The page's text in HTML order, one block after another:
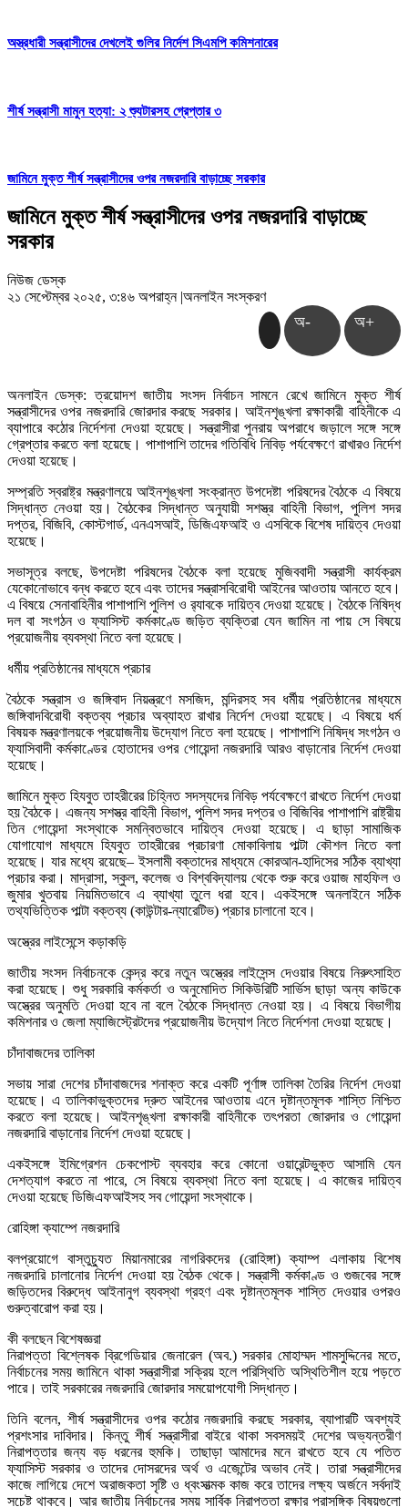
অস্ত্রধারী সন্ত্রাসীদের দেখলেই গুলির নির্দেশ সিএমপি কমিশনারের
শীর্ষ সন্ত্রাসী মামুন হত্যা: ২ শ্যুটারসহ গ্রেপ্তার ৩
জামিনে মুক্ত শীর্ষ সন্ত্রাসীদের ওপর নজরদারি বাড়াচ্ছে সরকার
জামিনে মুক্ত শীর্ষ সন্ত্রাসীদের ওপর নজরদারি বাড়াচ্ছে
সরকার
নিউজ ডেস্ক
২১ সেপ্টেম্বর ২০২৫, ৩:৪৬ অপরাহ্ন |অনলাইন সংস্করণ
অ- অ+
অনলাইন ডেস্ক: ত্রয়োদশ জাতীয় সংসদ নির্বাচন সামনে রেখে জামিনে মুক্ত শীর্ষ
সন্ত্রাসীদের ওপর নজরদারি জোরদার করছে সরকার। আইনশৃঙ্খলা রক্ষাকারী বাহিনীকে এ
ব্যাপারে কঠোর নির্দেশনা দেওয়া হয়েছে। সন্ত্রাসীরা পুনরায় অপরাধে জড়ালে সঙ্গে সঙ্গে
গ্রেপ্তার করতে বলা হয়েছে। পাশাপাশি তাদের গতিবিধি নিবিড় পর্যবেক্ষণে রাখারও নির্দেশ
দেওয়া হয়েছে।
সম্প্রতি স্বরাষ্ট্র মন্ত্রণালয়ে আইনশৃঙ্খলা সংক্রান্ত উপদেষ্টা পরিষদের বৈঠকে এ বিষয়ে
সিদ্ধান্ত নেওয়া হয়। বৈঠকের সিদ্ধান্ত অনুযায়ী সশস্ত্র বাহিনী বিভাগ, পুলিশ সদর
দপ্তর, বিজিবি, কোস্টগার্ড, এনএসআই, ডিজিএফআই ও এসবিকে বিশেষ দায়িত্ব দেওয়া
হয়েছে।
সভাসূত্র বলছে, উপদেষ্টা পরিষদের বৈঠকে বলা হয়েছে মুজিববাদী সন্ত্রাসী কার্যক্রম
যেকোনোভাবে বন্ধ করতে হবে এবং তাদের সন্ত্রাসবিরোধী আইনের আওতায় আনতে হবে।
এ বিষয়ে সেনাবাহিনীর পাশাপাশি পুলিশ ও র‌্যাবকে দায়িত্ব দেওয়া হয়েছে। বৈঠকে নিষিদ্ধ
দল বা সংগঠন ও ফ্যাসিস্ট কর্মকাণ্ডে জড়িত ব্যক্তিরা যেন জামিন না পায় সে বিষয়ে
প্রয়োজনীয় ব্যবস্থা নিতে বলা হয়েছে।
ধর্মীয় প্রতিষ্ঠানের মাধ্যমে প্রচার
বৈঠকে সন্ত্রাস ও জঙ্গিবাদ নিয়ন্ত্রণে মসজিদ, মন্দিরসহ সব ধর্মীয় প্রতিষ্ঠানের মাধ্যমে
জঙ্গিবাদবিরোধী বক্তব্য প্রচার অব্যাহত রাখার নির্দেশ দেওয়া হয়েছে। এ বিষয়ে ধর্ম
বিষয়ক মন্ত্রণালয়কে প্রয়োজনীয় উদ্যোগ নিতে বলা হয়েছে। পাশাপাশি নিষিদ্ধ সংগঠন ও
ফ্যাসিবাদী কর্মকাণ্ডের হোতাদের ওপর গোয়েন্দা নজরদারি আরও বাড়ানোর নির্দেশ দেওয়া
হয়েছে।
জামিনে মুক্ত হিযবুত তাহরীরের চিহ্নিত সদস্যদের নিবিড় পর্যবেক্ষণে রাখতে নির্দেশ দেওয়া
হয় বৈঠকে। এজন্য সশস্ত্র বাহিনী বিভাগ, পুলিশ সদর দপ্তর ও বিজিবির পাশাপাশি রাষ্ট্রীয়
তিন গোয়েন্দা সংস্থাকে সমন্বিতভাবে দায়িত্ব দেওয়া হয়েছে। এ ছাড়া সামাজিক
যোগাযোগ মাধ্যমে হিযবুত তাহরীরের প্রচারণা মোকাবিলায় পাল্টা কৌশল নিতে বলা
হয়েছে। যার মধ্যে রয়েছে– ইসলামী বক্তাদের মাধ্যমে কোরআন-হাদিসের সঠিক ব্যাখ্যা
প্রচার করা। মাদ্রাসা, স্কুল, কলেজ ও বিশ্ববিদ্যালয় থেকে শুরু করে ওয়াজ মাহফিল ও
জুমার খুতবায় নিয়মিতভাবে এ ব্যাখ্যা তুলে ধরা হবে। একইসঙ্গে অনলাইনে সঠিক
তথ্যভিত্তিক পাল্টা বক্তব্য (কাউন্টার-ন্যারেটিভ) প্রচার চালানো হবে।
অস্ত্রের লাইসেন্সে কড়াকড়ি
জাতীয় সংসদ নির্বাচনকে কেন্দ্র করে নতুন অস্ত্রের লাইসেন্স দেওয়ার বিষয়ে নিরুৎসাহিত
করা হয়েছে। শুধু সরকারি কর্মকর্তা ও অনুমোদিত সিকিউরিটি সার্ভিস ছাড়া অন্য কাউকে
অস্ত্রের অনুমতি দেওয়া হবে না বলে বৈঠকে সিদ্ধান্ত নেওয়া হয়। এ বিষয়ে বিভাগীয়
কমিশনার ও জেলা ম্যাজিস্ট্রেটদের প্রয়োজনীয় উদ্যোগ নিতে নির্দেশনা দেওয়া হয়েছে।
চাঁদাবাজদের তালিকা
সভায় সারা দেশের চাঁদাবাজদের শনাক্ত করে একটি পূর্ণাঙ্গ তালিকা তৈরির নির্দেশ দেওয়া
হয়েছে। এ তালিকাভুক্তদের দ্রুত আইনের আওতায় এনে দৃষ্টান্তমূলক শাস্তি নিশ্চিত
করতে বলা হয়েছে। আইনশৃঙ্খলা রক্ষাকারী বাহিনীকে তৎপরতা জোরদার ও গোয়েন্দা
নজরদারি বাড়ানোর নির্দেশ দেওয়া হয়েছে।
একইসঙ্গে ইমিগ্রেশন চেকপোস্ট ব্যবহার করে কোনো ওয়ারেন্টভুক্ত আসামি যেন
দেশত্যাগ করতে না পারে, সে বিষয়ে ব্যবস্থা নিতে বলা হয়েছে। এ কাজের দায়িত্ব
দেওয়া হয়েছে ডিজিএফআইসহ সব গোয়েন্দা সংস্থাকে।
রোহিঙ্গা ক্যাম্পে নজরদারি
বলপ্রয়োগে বাস্তুচ্যুত মিয়ানমারের নাগরিকদের (রোহিঙ্গা) ক্যাম্প এলাকায় বিশেষ
নজরদারি চালানোর নির্দেশ দেওয়া হয় বৈঠক থেকে। সন্ত্রাসী কর্মকাণ্ড ও গুজবের সঙ্গে
জড়িতদের বিরুদ্ধে আইনানুগ ব্যবস্থা গ্রহণ এবং দৃষ্টান্তমূলক শাস্তি দেওয়ার ওপরও
গুরুত্বারোপ করা হয়।
কী বলছেন বিশেষজ্ঞরা
নিরাপত্তা বিশ্লেষক ব্রিগেডিয়ার জেনারেল (অব.) সরকার মোহাম্মদ শামসুদ্দিনের মতে,
নির্বাচনের সময় জামিনে থাকা সন্ত্রাসীরা সক্রিয় হলে পরিস্থিতি অস্থিতিশীল হয়ে পড়তে
পারে। তাই সরকারের নজরদারি জোরদার সময়োপযোগী সিদ্ধান্ত।
তিনি বলেন, শীর্ষ সন্ত্রাসীদের ওপর কঠোর নজরদারি করছে সরকার, ব্যাপারটি অবশ্যই
প্রশংসার দাবিদার। কিন্তু শীর্ষ সন্ত্রাসীরা বাইরে থাকা সবসময়ই দেশের অভ্যন্তরীণ
নিরাপত্তার জন্য বড় ধরনের হুমকি। তাছাড়া আমাদের মনে রাখতে হবে যে পতিত
ফ্যাসিস্ট সরকার ও তাদের দোসরদের অর্থ ও এজেন্টের অভাব নেই। তারা সন্ত্রাসীদের
কাজে লাগিয়ে দেশে অরাজকতা সৃষ্টি ও ধ্বংসাত্মক কাজ করে তাদের লক্ষ্য অর্জনে সর্বদাই
সচেষ্ট থাকবে। আর জাতীয় নির্বাচনের সময় সার্বিক নিরাপত্তা রক্ষার প্রাসঙ্গিক বিষয়গুলো